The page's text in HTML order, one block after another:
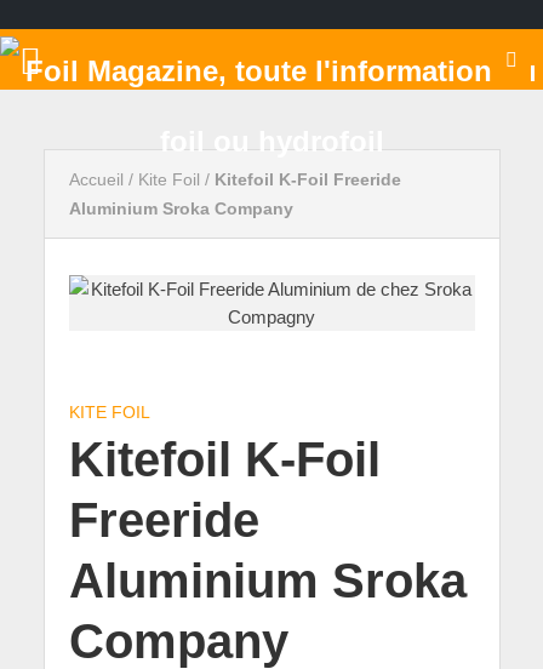
Accueil / Kite Foil / Kitefoil K-Foil Freeride
Aluminium Sroka Company
KITE FOIL
Kitefoil K-Foil
Freeride
Aluminium Sroka
Company